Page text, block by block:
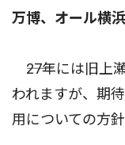
万博、オール横
――27年には旧上
われますが、期
用についての方